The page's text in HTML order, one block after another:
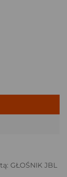
GŁOŚNIK JBL